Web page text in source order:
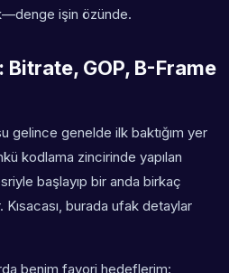
işin özünde.
Bitrate, GOP, B-Frame
gelince genelde ilk baktığım yer
kodlama zincirinde yapılan
başlayıp bir anda birkaç
burada ufak detaylar
benim favori hedeflerim: